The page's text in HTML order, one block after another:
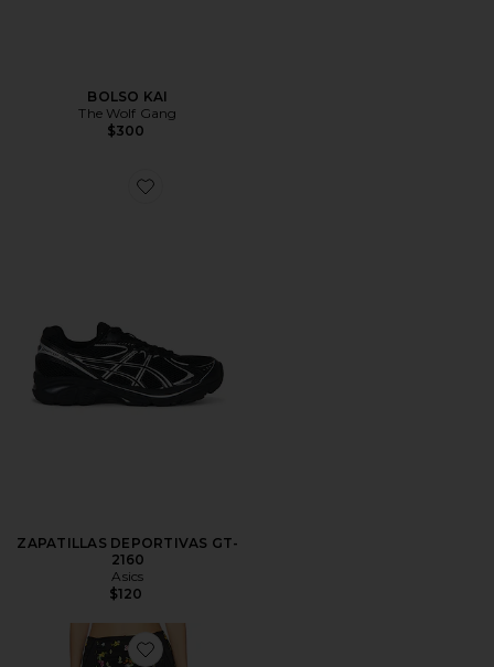
BOLSO KAI
The Wolf Gang
$300
ZAPATILLAS DEPORTIVAS GT-
2160
Asics
$120